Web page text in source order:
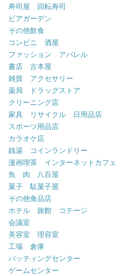
寿司屋 回転寿司
ビアガーデン
その他飲食
コンビニ 酒屋
ファッション アパレル
書店 古本屋
雑貨 アクセサリー
薬局 ドラッグストア
クリーニング店
家具 リサイクル 日用品店
スポーツ用品店
カラオケ店
銭湯 コインランドリー
漫画喫茶 インターネットカフェ
魚 肉 八百屋
菓子 駄菓子屋
その他食品店
ホテル 旅館 コテージ
会議室
美容室 理容室
工場 倉庫
バッティングセンター
ゲームセンター